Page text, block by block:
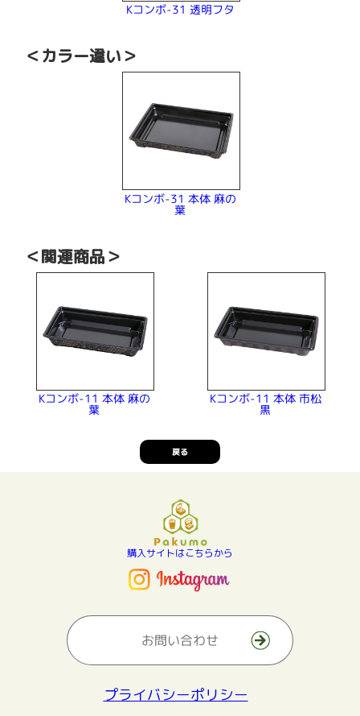
Kコンボ-31 透明フタ
＜カラー違い＞
Kコンボ-31 本体 麻の
葉
＜関連商品＞
Kコンボ-11 本体 麻の
葉
Kコンボ-11 本体 市松
黒
戻る
購入サイトはこちらから
お問い合わせ
プライバシーポリシー